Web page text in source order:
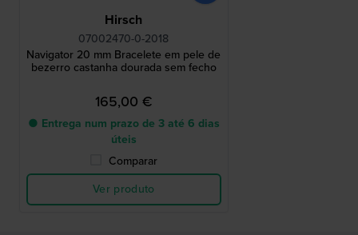
Hirsch
07002470-0-2018
Navigator 20 mm Bracelete em pele de
bezerro castanha dourada sem fecho
165,00 €
● Entrega num prazo de 3 até 6 dias
úteis
Comparar
Ver produto